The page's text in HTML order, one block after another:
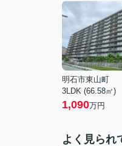
明石市東山町
3LDK (66.58㎡)
1,090万円
よく見られ